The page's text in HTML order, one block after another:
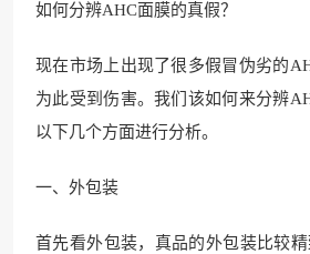
如何分辨AHC面膜的真假？
现在市场上出现了很多假冒伪劣的
为此受到伤害。我们该如何来分辨
以下几个方面进行分析。
一、外包装
首先看外包装，真品的外包装比较